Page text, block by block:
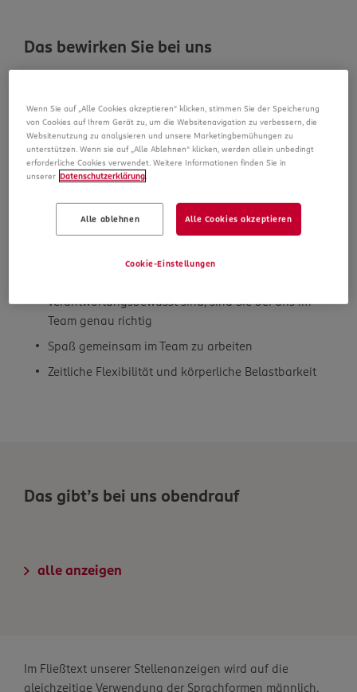
Das bewirken Sie bei uns
Pflege der Regale
Das Abschließen des Einkaufserlebnisses unserer
Kunden an der Kasse
Eine freundliche und kompetente Beratung unserer
Das bringen Sie mit
Egal ob Quereinsteiger oder Berufserfahrener –
verantwortungsbewusst sind, sind Sie bei uns im
Team genau richtig
Spaß gemeinsam im Team zu arbeiten
Zeitliche Flexibilität und körperliche Belastbarkeit
Das gibt’s bei uns obendrauf
alle anzeigen
Im Fließtext unserer Stellenanzeigen wird auf die
gleichzeitige Verwendung der Sprachformen männlich,
Wenn Sie auf „Alle Cookies akzeptieren“ klicken, stimmen Sie der Speicherung
von Cookies auf Ihrem Gerät zu, um die Websitenavigation zu verbessern, die
Websitenutzung zu analysieren und unsere Marketingbemühungen zu
unterstützen. Wenn sie auf „Alle Ablehnen“ klicken, werden allein unbedingt
erforderliche Cookies verwendet. Weitere Informationen finden Sie in
unserer Datenschutzerklärung.
Alle ablehnen Alle Cookies akzeptieren
Cookie-Einstellungen